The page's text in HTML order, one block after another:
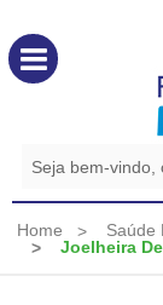
Home Saúde
Joelheira